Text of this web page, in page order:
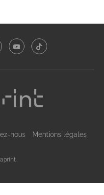
nous Mentions légales